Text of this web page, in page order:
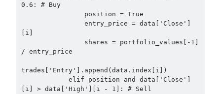
0.6: # Buy
[i]
/ entry_price
trades['Entry'].append(data.index[i])
[i] > data['High'][i - 1]: # Sell